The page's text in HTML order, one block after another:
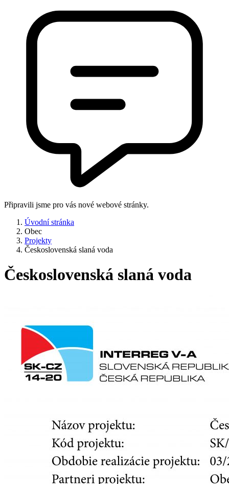
Připravili jsme pro vás nové webové stránky.
Úvodní stránka
Obec
Projekty
Československá slaná voda
Československá slaná voda